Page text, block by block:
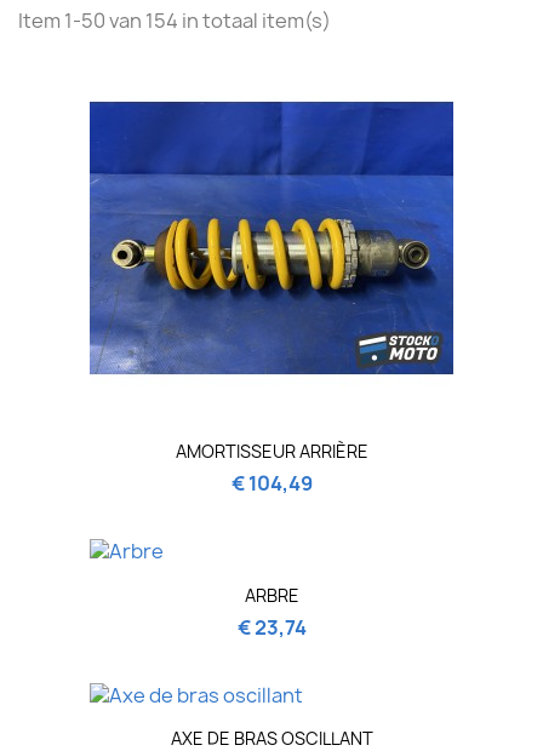
Item 1-50 van 154 in totaal item(s)
AMORTISSEUR ARRIÈRE
€ 104,49
ARBRE
€ 23,74
AXE DE BRAS OSCILLANT